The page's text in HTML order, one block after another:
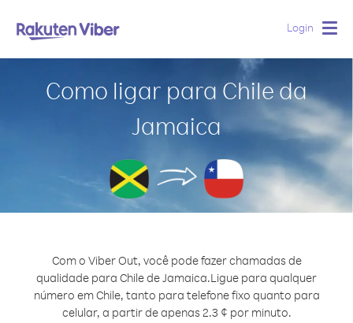
Login
Como ligar para Chile da
Jamaica
Com o Viber Out, você pode fazer chamadas de
qualidade para Chile de Jamaica.Ligue para qualquer
número em Chile, tanto para telefone fixo quanto para
celular, a partir de apenas 2.3 ¢ por minuto.